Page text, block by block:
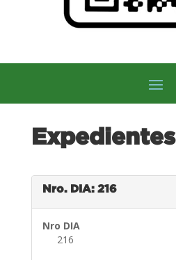
Expedientes
Nro. DIA: 216
Nro DIA
216